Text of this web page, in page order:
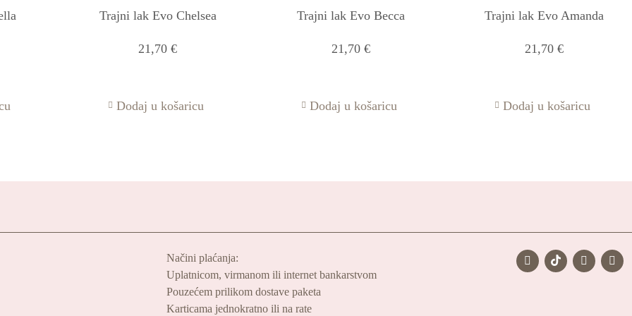
Trajni lak Evo Chelsea
21,70€
Dodaj u košaricu
Trajni lak Evo Becca
21,70€
Dodaj u košaricu
Trajni lak Evo Amanda
21,70 €
Dodaj u košaricu
Načini plaćanja:
Uplatnicom, virmanom ili internet bankarstvom
Pouzećem prilikom dostave paketa
Karticama jednokratno ili na rate